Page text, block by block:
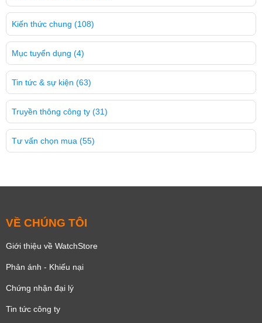
Kiến thức chung (108)
Mục tuyển dụng (4)
Tin tức & sự kiện (63)
Truyền thông công ty (31)
Tư vấn chọn mua (55)
VỀ CHÚNG TÔI
Giới thiệu về WatchStore
Phản ánh - Khiếu nại
Chứng nhận đại lý
Tin tức công ty